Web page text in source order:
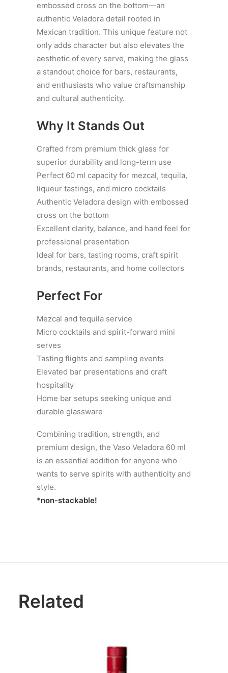
embossed cross on the bottom—an
authentic Veladora detail rooted in
Mexican tradition. This unique feature not
only adds character but also elevates the
aesthetic of every serve, making the glass
a standout choice for bars, restaurants,
and enthusiasts who value craftsmanship
and cultural authenticity.
Why It Stands Out
Crafted from premium thick glass for
superior durability and long-term use
Perfect 60 ml capacity for mezcal, tequila,
liqueur tastings, and micro cocktails
Authentic Veladora design with embossed
cross on the bottom
Excellent clarity, balance, and hand feel for
professional presentation
Ideal for bars, tasting rooms, craft spirit
brands, restaurants, and home collectors
Perfect For
Mezcal and tequila service
Micro cocktails and spirit-forward mini
serves
Tasting flights and sampling events
Elevated bar presentations and craft
hospitality
Home bar setups seeking unique and
durable glassware
Combining tradition, strength, and
premium design, the Vaso Veladora 60 ml
is an essential addition for anyone who
wants to serve spirits with authenticity and
style.
*non-stackable!
Related